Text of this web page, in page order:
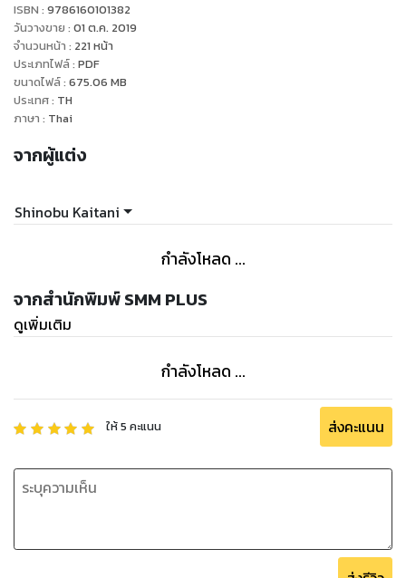
ISBN : 9786160101382
วันวางขาย : 01 ต.ค. 2019
จำนวนหน้า : 221 หน้า
ประเภทไฟล์: PDF
ขนาดไฟล์: 675.06 MB
ประเทศ: TH
ภาษา : Thai
จากผู้แต่ง
Shinobu Kaitani
กำลังโหลด ...
จากสำนักพิมพ์ SMM PLUS
ดูเพิ่มเติม
กำลังโหลด ...
ให้5 คะแนน ส่งคะแนน